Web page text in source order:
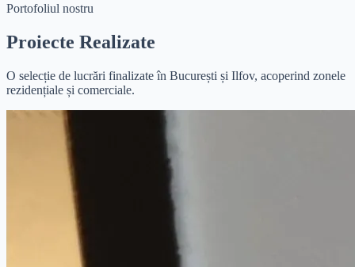
Portofoliul nostru
Proiecte Realizate
O selecție de lucrări finalizate în București și Ilfov, acoperind zonele
rezidențiale și comerciale.